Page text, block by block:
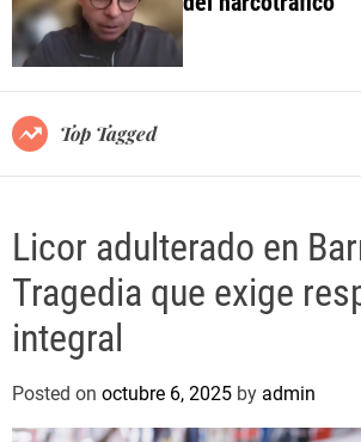
o
e
Top Tagged
Licor adulterado en
Tragedia que exige
integral
Posted on octubre 6, 2025 by admin